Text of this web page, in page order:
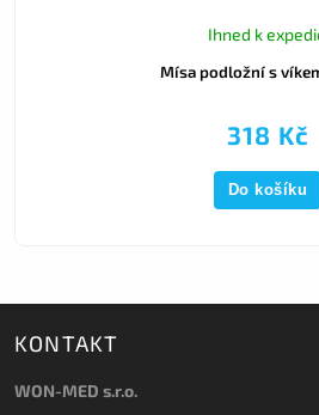
Mísa podložní s
Ihned k
318 Kč
Do košíku
KONTAKT
WON-MED s.r.o.